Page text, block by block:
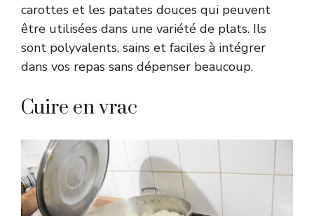
carottes et les patates douces qui peuvent
être utilisées dans une variété de plats. Ils
sont polyvalents, sains et faciles à intégrer
dans vos repas sans dépenser beaucoup.
Cuire en vrac